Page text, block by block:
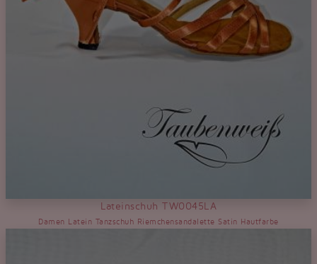
Lateinschuh TW0045LA
Damen Latein Tanzschuh Riemchensandalette Satin Hautfarbe